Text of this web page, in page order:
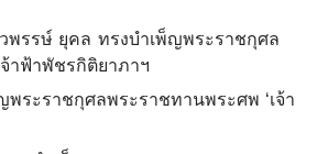
พรรษ์ ยุคล ทรงบำเพ็ญพระราชกุศล
าฟ้าพัชรกิติยาภาฯ
พระราชกุศลพระราชทานพระศพ ‘เจ้า